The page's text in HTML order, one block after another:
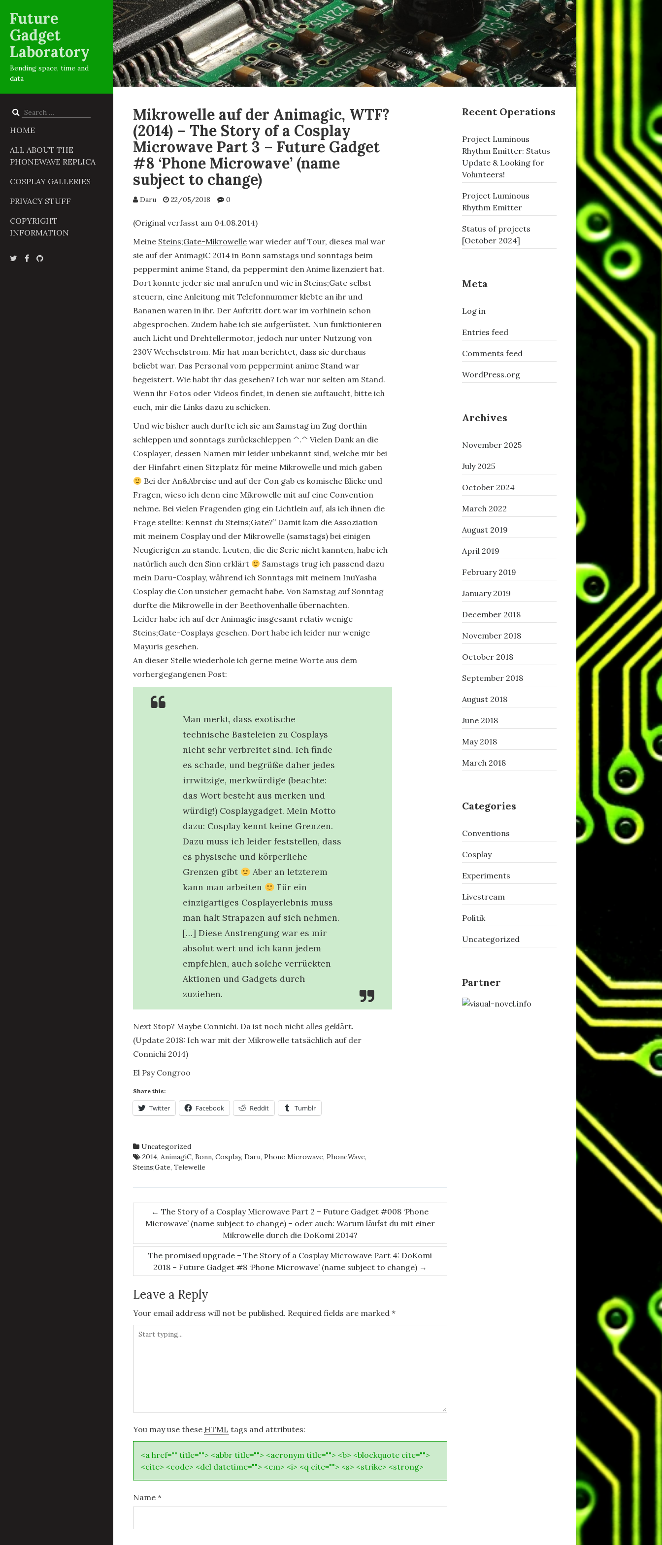
Future
Gadget
Laboratory
Bending space, time and
data
Search
HOME
ALL ABOUT THE
PHONEWAVE REPLICA
COSPLAY GALLERIES
PRIVACY STUFF
COPYRIGHT
INFORMATION
Mikrowelle auf der Animagic, WTF?
(2014) – The Story of a Cosplay
Microwave Part 3 – Future Gadget
#8 ‘Phone Microwave’ (name
subject to change)
Daru 22/05/2018 0
(Original verfasst am 04.08.2014)
Meine Steins;Gate-Mikrowelle war wieder auf Tour, dieses mal war
sie auf der AnimagiC 2014 in Bonn samstags und sonntags beim
peppermint anime Stand, da peppermint den Anime lizenziert hat.
Dort konnte jeder sie mal anrufen und wie in Steins;Gate selbst
steuern, eine Anleitung mit Telefonnummer klebte an ihr und
Bananen waren in ihr. Der Auftritt dort war im vorhinein schon
abgesprochen. Zudem habe ich sie aufgerüstet. Nun funktionieren
auch Licht und Drehtellermotor, jedoch nur unter Nutzung von
230V Wechselstrom. Mir hat man berichtet, dass sie durchaus
beliebt war. Das Personal vom peppermint anime Stand war
begeistert. Wie habt ihr das gesehen? Ich war nur selten am Stand.
Wenn ihr Fotos oder Videos findet, in denen sie auftaucht, bitte ich
euch, mir die Links dazu zu schicken.
Und wie bisher auch durfte ich sie am Samstag im Zug dorthin
schleppen und sonntags zurückschleppen ^.^ Vielen Dank an die
Cosplayer, dessen Namen mir leider unbekannt sind, welche mir bei
der Hinfahrt einen Sitzplatz für meine Mikrowelle und mich gaben
Bei der An&Abreise und auf der Con gab es komische Blicke und
Fragen, wieso ich denn eine Mikrowelle mit auf eine Convention
nehme. Bei vielen Fragenden ging ein Lichtlein auf, als ich ihnen die
Frage stellte: Kennst du Steins;Gate?” Damit kam die Assoziation
mit meinem Cosplay und der Mikrowelle (samstags) bei einigen
Neugierigen zu stande. Leuten, die die Serie nicht kannten, habe ich
natürlich auch den Sinn erklärt
Samstags trug ich passend dazu
mein Daru-Cosplay, während ich Sonntags mit meinem InuYasha
Cosplay die Con unsicher gemacht habe. Von Samstag auf Sonntag
durfte die Mikrowelle in der Beethovenhalle übernachten.
Leider habe ich auf der Animagic insgesamt relativ wenige
Steins;Gate-Cosplays gesehen. Dort habe ich leider nur wenige
Mayuris gesehen.
An dieser Stelle wiederhole ich gerne meine Worte aus dem
vorhergegangenen Post:
Man merkt, dass exotische
technische Basteleien zu Cosplays
nicht sehr verbreitet sind. Ich finde
es schade, und begrüße daher jedes
irrwitzige, merkwürdige (beachte:
das Wort besteht aus merken und
würdig!) Cosplaygadget. Mein Motto
dazu: Cosplay kennt keine Grenzen.
Dazu muss ich leider feststellen, dass
es physische und körperliche
Grenzen gibt
Aber an letzterem
kann man arbeiten
Für ein
einzigartiges Cosplayerlebnis muss
man halt Strapazen auf sich nehmen.
[…] Diese Anstrengung war es mir
absolut wert und ich kann jedem
empfehlen, auch solche verrückten
Aktionen und Gadgets durch
zuziehen.
Next Stop? Maybe Connichi. Da ist noch nicht alles geklärt.
(Update 2018: Ich war mit der Mikrowelle tatsächlich auf der
Connichi 2014)
El Psy Congroo
Share this:
Twitter Facebook Reddit Tumblr
Uncategorized
2014, AnimagiC, Bonn, Cosplay, Daru, Phone Microwave, PhoneWave,
Steins;Gate, Telewelle
Post
navigation
← The Story of a Cosplay Microwave Part 2 – Future Gadget #008 ‘Phone
Microwave’ (name subject to change) – oder auch: Warum läufst du mit einer
Mikrowelle durch die DoKomi 2014?
The promised upgrade – The Story of a Cosplay Microwave Part 4: DoKomi
2018 – Future Gadget #8 ‘Phone Microwave’ (name subject to change) →
Leave a Reply
Your email address will not be published. Required fields are marked *
You may use these HTML tags and attributes:
<a href="" title=""> <abbr title=""> <acronym title=""> <b> <blockquote cite="">
<cite> <code> <del datetime=""> <em> <i> <q cite=""> <s> <strike> <strong>
Name *
Recent Operations
Project Luminous
Rhythm Emitter: Status
Update & Looking for
Volunteers!
Project Luminous
Rhythm Emitter
Status of projects
[October 2024]
Meta
Log in
Entries feed
Comments feed
WordPress.org
Archives
November 2025
July 2025
October 2024
March 2022
August 2019
April 2019
February 2019
January 2019
December 2018
November 2018
October 2018
September 2018
August 2018
June 2018
May 2018
March 2018
Categories
Conventions
Cosplay
Experiments
Livestream
Politik
Uncategorized
Partner